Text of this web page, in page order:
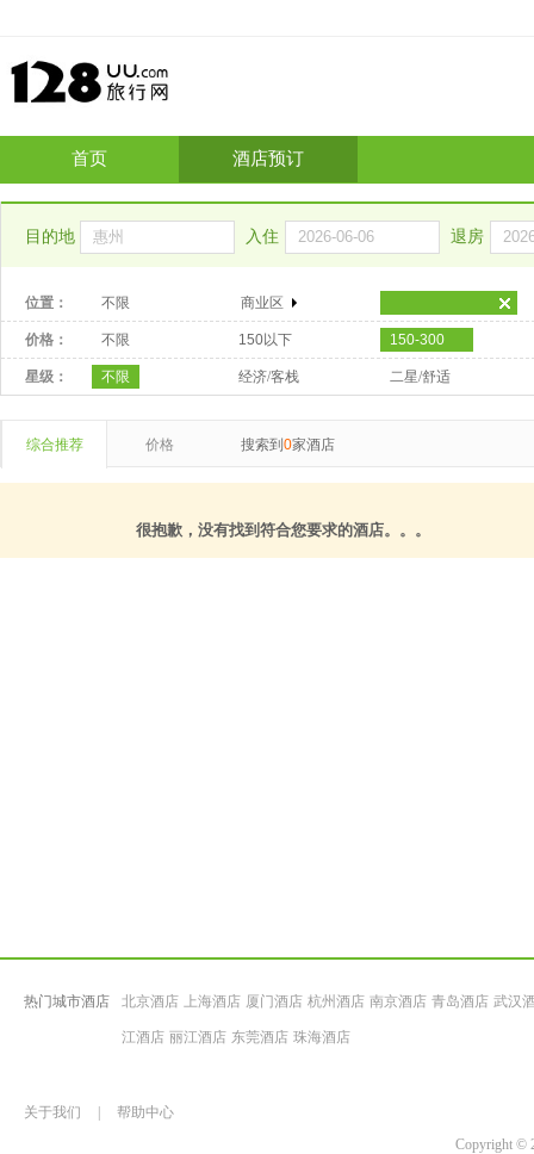
首页 酒店预订
目的地 入住 退房
位置： 不限 商业区
价格： 不限 150以下 150-300
星级： 不限 经济/客栈 二星/舒适
综合推荐 价格 搜索到 0家酒店
很抱歉，没有找到符合您要求的酒店。。。
热门城市酒店 北京酒店 上海酒店 厦门酒店 杭州酒店 南京酒店 青岛酒店 武汉
江酒店 丽江酒店 东莞酒店 珠海酒店
关于我们
帮助中心
Copyright ©